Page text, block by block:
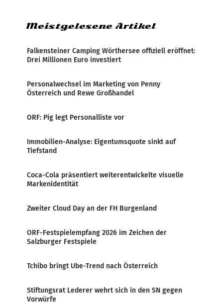
Meistgelesene Artikel
Falkensteiner Camping Wörthersee offiziell eröffnet:
Drei Millionen Euro investiert
Personalwechsel im Marketing von Penny
Österreich und Rewe Großhandel
ORF: Pig legt Personalliste vor
Immobilien-Analyse: Eigentumsquote sinkt auf
Tiefstand
Coca-Cola präsentiert weiterentwickelte visuelle
Markenidentität
Zweiter Cloud Day an der FH Burgenland
ORF-Festspielempfang 2026 im Zeichen der
Salzburger Festspiele
Tchibo bringt Ube-Trend nach Österreich
Stiftungsrat Lederer wehrt sich in den SN gegen
Vorwürfe